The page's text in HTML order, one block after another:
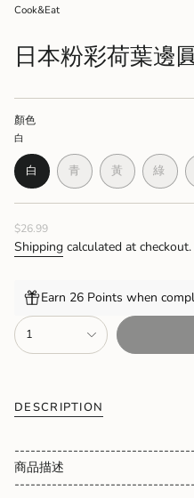
Cook&Eat
日本粉彩荷葉邊
顏色
白
白
VARIANT
SOLD
OR
UNAVAILABLE
青
VARIANT
SOLD
UNAVAILABLE
黃
VARIANT
SOLD
綠
SOLD
Regular
price
$26.99
Shipping calculated at checkout.
Earn 26 Points when
{"in_cart_html"=>"
<span
class=\"quantity-
quantity
in
cart",
1
DESCRIPTION
商品描述